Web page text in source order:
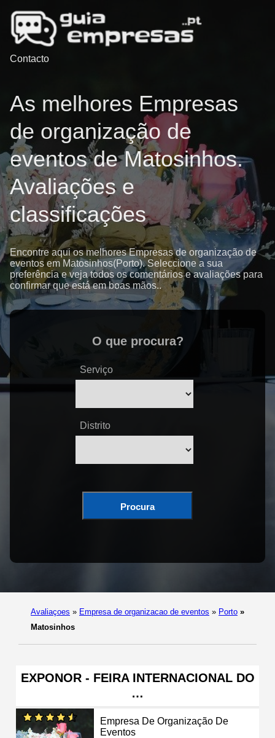
Contacto
As melhores Empresas
de organização de
eventos de Matosinhos.
Avaliações e
classificações
Encontre aqui os melhores Empresas de organização de
eventos em Matosinhos(Porto). Seleccione a sua
preferência e veja todos os comentários e avaliações para
confirmar que está em boas mãos..
O que procura?
Serviço
Distrito
Procura
Avaliaçoes » Empresa de organizacao de eventos » Porto »
Matosinhos
EXPONOR - FEIRA INTERNACIONAL DO
…
Empresa De Organização De
Eventos